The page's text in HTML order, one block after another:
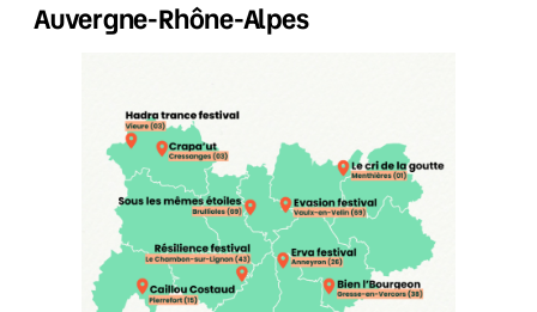
Auvergne-Rhône-Alpes